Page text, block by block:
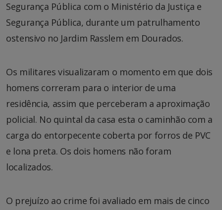
Segurança Pública com o Ministério da Justiça e
Segurança Pública, durante um patrulhamento
ostensivo no Jardim Rasslem em Dourados.
Os militares visualizaram o momento em que dois
homens correram para o interior de uma
residência, assim que perceberam a aproximação
policial. No quintal da casa esta o caminhão com a
carga do entorpecente coberta por forros de PVC
e lona preta. Os dois homens não foram
localizados.
O prejuízo ao crime foi avaliado em mais de cinco